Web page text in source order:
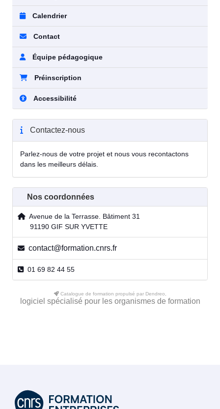
Calendrier
Contact
Équipe pédagogique
Préinscription
Accessibilité
Contactez-nous
Parlez-nous de votre projet et nous vous recontactons
dans les meilleurs délais.
Nos coordonnées
Avenue de la Terrasse. Bâtiment 31
91190 GIF SUR YVETTE
contact@formation.cnrs.fr
01 69 82 44 55
Catalogue de formation propulsé par Dendreo,
logiciel spécialisé pour les organismes de formation